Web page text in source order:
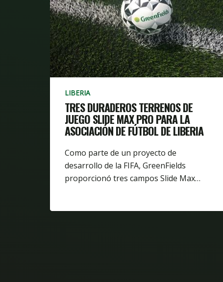
LIBERIA
TRES DURADEROS TERRENOS DE
JUEGO SLIDE MAX PRO PARA LA
ASOCIACIÓN DE FÚTBOL DE LIBERIA
Como parte de un proyecto de
desarrollo de la FIFA, GreenFields
proporcionó tres campos Slide Max…